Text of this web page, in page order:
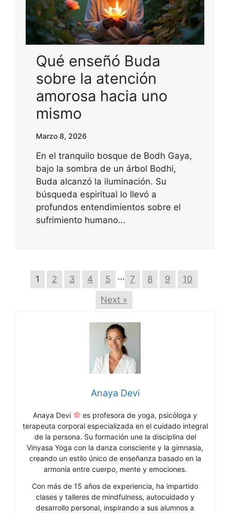
Qué enseñó Buda
sobre la atención
amorosa hacia uno
mismo
Marzo 8, 2026
En el tranquilo bosque de Bodh Gaya,
bajo la sombra de un árbol Bodhi,
Buda alcanzó la iluminación. Su
búsqueda espiritual lo llevó a
profundos entendimientos sobre el
sufrimiento humano…
1 2 3 4 5 … 7 8 9
10
Next »
Anaya Devi
Anaya Devi
es profesora de yoga, psicóloga y
terapeuta corporal especializada en el cuidado integral
de la persona. Su formación une la disciplina del
Vinyasa Yoga con la danza consciente y la gimnasia,
creando un estilo único de enseñanza basado en la
armonía entre cuerpo, mente y emociones.
Con más de 15 años de experiencia, ha impartido
clases y talleres de mindfulness, autocuidado y
desarrollo personal, inspirando a sus alumnos a